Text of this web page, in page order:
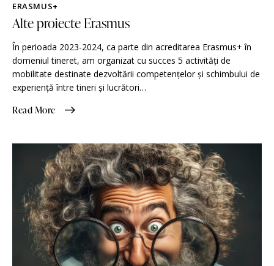
ERASMUS+
Alte proiecte Erasmus
În perioada 2023-2024, ca parte din acreditarea Erasmus+ în
domeniul tineret, am organizat cu succes 5 activități de
mobilitate destinate dezvoltării competențelor și schimbului de
experiență între tineri și lucrători…
Read More